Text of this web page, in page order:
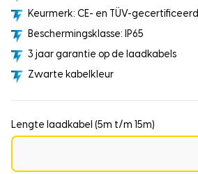
Keurmerk: CE- en TÜV-gecertificeerd
Beschermingsklasse: IP65
3 jaar garantie op de laadkabels
Zwarte kabelkleur
Lengte laadkabel (5m t/m 15m)